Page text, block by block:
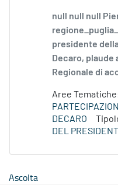
null null null
presidente
Decaro, plaude
Regionale di
Aree
DECARO
DEL
Ascolta